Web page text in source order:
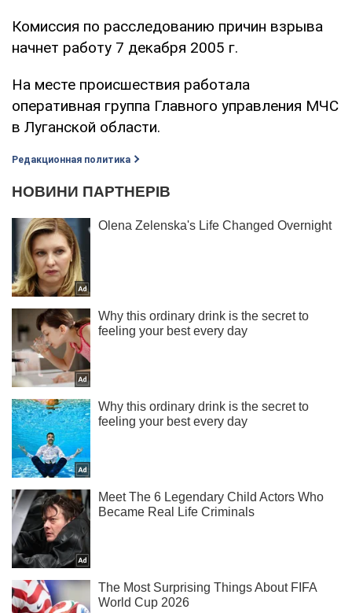
Комиссия по расследованию причин взрыва
начнет работу 7 декабря 2005 г.
На месте происшествия работала
оперативная группа Главного управления МЧС
в Луганской области.
Редакционная политика